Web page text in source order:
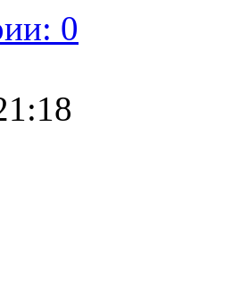
0